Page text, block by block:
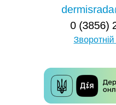
0 (3856)
Зворотній